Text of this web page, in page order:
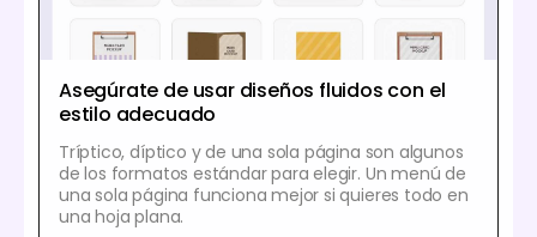
Asegúrate de usar diseños fluidos con el
estilo adecuado
Tríptico, díptico y de una sola página son algunos
de los formatos estándar para elegir. Un menú de
una sola página funciona mejor si quieres todo en
una hoja plana.